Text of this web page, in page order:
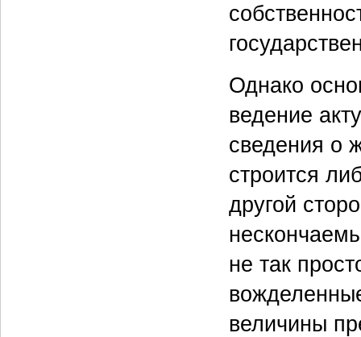
Однако
ведение
сведения о
строится
другой
не так
величины